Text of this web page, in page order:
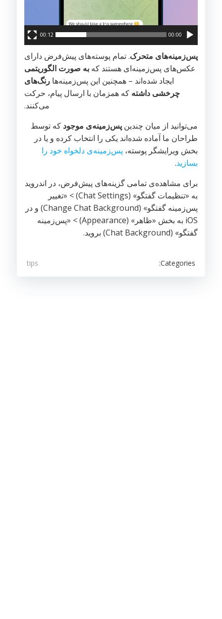
00:00
00:12
پس‌زمینه‌های متحرک. تمام پوسته‌های پیش‌فرض دارای
عکس‌های پس‌زمینه‌ای هستند که به صورت الگوریتمی
ایجاد شده‌اند – همچنین این پس‌زمینه‌ها رنگ‌های
چرخشی داشته که همزمان با ارسال پیام، حرکت
می‌کنند.
می‌توانید از میان چندین پس‌زمینه‌ی موجود که توسط
طراحان ما آماده شده‌اند یکی را انتخاب کرده و یا در
بخش ویرایشگر پوسته، پس‌زمینه‌ی دلخواه خود را
بسازید.
برای مشاهده‌ی تمامی گزینه‌های پیش‌فرض، در اندروید
به «تنظیمات گفتگو» (Chat Settings) > «تغییر
پس‌زمینه گفتگو» (Change Chat Background) و در
iOS به بخش «ظاهر» (Appearance) > «پس‌زمینه
گفتگو» (Chat Background) بروید.
Categories:
tips